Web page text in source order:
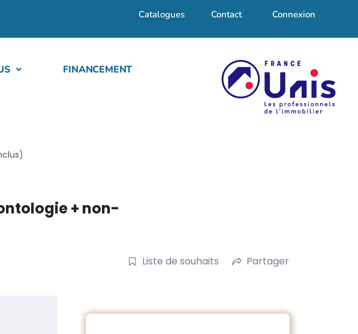
Catalogues Contact Connexion
FINANCEMENT
+ non-
Liste de souhaits Partager